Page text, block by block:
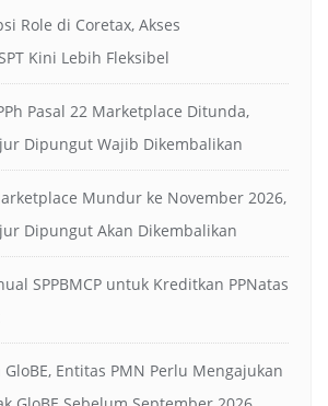
Role di Coretax, Akses
Kini Lebih Fleksibel
Pasal 22 Marketplace Ditunda,
Dipungut Wajib Dikembalikan
Mundur ke November 2026,
Dipungut Akan Dikembalikan
SPPBMCP untuk Kreditkan PPNatas
Entitas PMN Perlu Mengajukan